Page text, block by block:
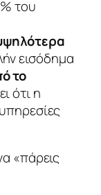
του
εισόδημα
το
ότι η
«πάρεις